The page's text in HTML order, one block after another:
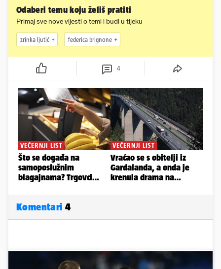
Odaberi temu koju želiš pratiti
Primaj sve nove vijesti o temi i budi u tijeku
zrinka ljutić federica brignone
4
Komentari 4